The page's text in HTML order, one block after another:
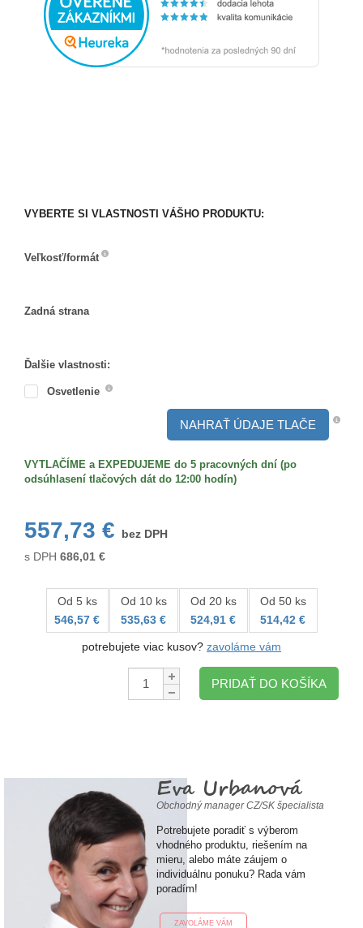
VYBERTE SI VLASTNOSTI VÁŠHO PRODUKTU:
Veľkosť/formát
Zadná strana
strana
Ďalšie vlastnosti:
Osvetlenie
NAHRAŤ ÚDAJE TLAČE
VYTLAČÍME a EXPEDUJEME do 5 pracovných dní (po
odsúhlasení tlačových dát do 12:00 hodín)
557,73 €
bez DPH
s DPH 686,01 €
Od 5 ks
546,57 €
Od 10 ks
535,63 €
Od 20 ks
524,91 €
Od 50 ks
514,42 €
potrebujete viac kusov? zavoláme vám
Množstvo:
PRIDAŤ DO KOŠÍKA
Eva Urbanová
Obchodný manager CZ/SK špecialista
Potrebujete poradiť s výberom
vhodného produktu, riešením na
mieru, alebo máte záujem o
individuálnu ponuku? Rada vám
poradím!
ZAVOLÁME VÁM